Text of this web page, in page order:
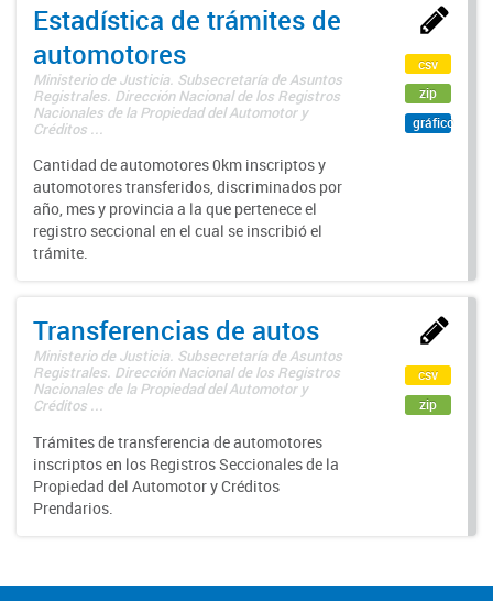
Estadística de trámites de
automotores
Ministerio de Justicia. Subsecretaría de Asuntos
Registrales. Dirección Nacional de los Registros
Nacionales de la Propiedad del Automotor y
Créditos ...
Cantidad de automotores 0km inscriptos y
automotores transferidos, discriminados por
año, mes y provincia a la que pertenece el
registro seccional en el cual se inscribió el
trámite.
csv
zip
gráfico
Transferencias de autos
Ministerio de Justicia. Subsecretaría de Asuntos
Registrales. Dirección Nacional de los Registros
Nacionales de la Propiedad del Automotor y
Créditos ...
Trámites de transferencia de automotores
inscriptos en los Registros Seccionales de la
Propiedad del Automotor y Créditos
Prendarios.
csv
zip